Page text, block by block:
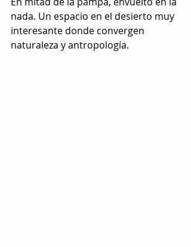
nada. Un espacio en el desierto muy
interesante donde convergen
naturaleza y antropología.